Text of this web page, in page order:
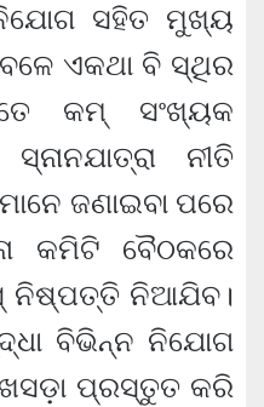
ସହିତ ମୁଖ୍ୟ
ଏକଥା ବି ସ୍ଥିର
କମ୍ ସଂଖ୍ୟକ
ନୀତି
ଜଣାଇବା ପରେ
କମିଟି ବୈଠକରେ
ନିଷ୍ପତ୍ତି ନିଆଯିବ।
ବିଭିନ୍ନ ନିଯୋଗ
ଖସଡ଼ା ପ୍ରସ୍ତୁତ କରି